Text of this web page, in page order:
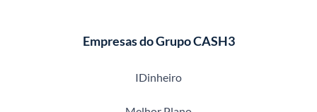
Empresas do Grupo CASH3
IDinheiro